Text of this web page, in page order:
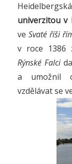
univerzitou v
ve Svaté říši
v roce 1386
Rýnské Falci
a umožnil
vzdělávat se